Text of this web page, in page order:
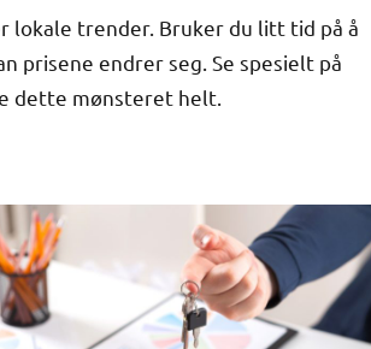
lokale trender. Bruker du litt tid på å
prisene endrer seg. Se spesielt på
dette mønsteret helt.